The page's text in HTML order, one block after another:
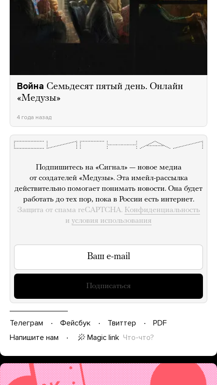
Война Семьдесят пятый день. Онлайн
«Медузы»
4 года назад
Подпишитесь на «Сигнал» — новое медиа
от создателей «Медузы». Эта имейл-рассылка
действительно помогает понимать новости. Она будет
работать до тех пор, пока в России есть интернет.
Защита от спама reCAPTCHA. Конфиденциальность
и условия использования
Подписаться
Телеграм Фейсбук Твиттер
PDF
Напишите нам
Magic link Что-что?